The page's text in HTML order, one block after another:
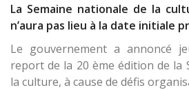
La Semaine nationale de la
n’aura pas lieu à la date initiale
Le gouvernement a annoncé
report de la 20 ème édition de la
la culture, à cause de défis